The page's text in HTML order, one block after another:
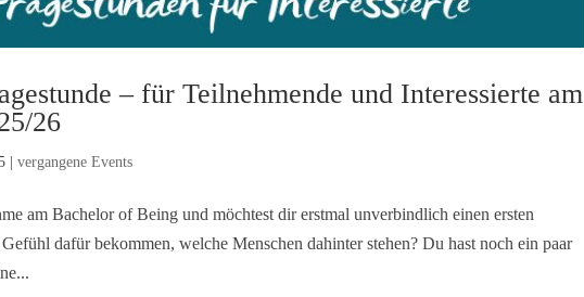
– für Teilnehmende und Interessierte am
26
|vergangene Events
am Bachelor of Being und möchtest dir erstmal unverbindlich einen ersten
dafür bekommen, welche Menschen dahinter stehen? Du hast noch ein paar